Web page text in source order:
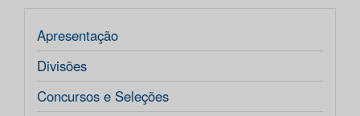
Apresentação
Divisões
Concursos e Seleções